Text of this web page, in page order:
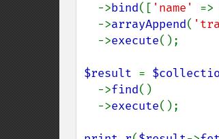
  ->
bind([ 'name' =>
  ->
arrayAppend(
  ->
execute();
$result =
->find()
  ->
execute();